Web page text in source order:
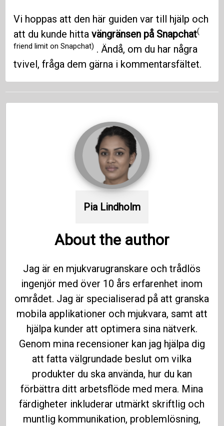
Vi hoppas att den här guiden var till hjälp och
att du kunde hittavängränsen på Snapchat(
friend limit on Snapchat) . Ändå, om du har några
tvivel, fråga dem gärna i kommentarsfältet.
Pia Lindholm
About the author
Jag är en mjukvarugranskare och trådlös
ingenjör med över 10 års erfarenhet inom
området. Jag är specialiserad på att granska
mobila applikationer och mjukvara, samt att
hjälpa kunder att optimera sina nätverk.
Genom mina recensioner kan jag hjälpa dig
att fatta välgrundade beslut om vilka
produkter du ska använda, hur du kan
förbättra ditt arbetsflöde med mera. Mina
färdigheter inkluderar utmärkt skriftlig och
muntlig kommunikation, problemlösning,